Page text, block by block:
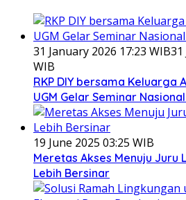
31 January 2026 17:23 WIB31
WIB
RKP DIY bersama Keluarga
UGM Gelar Seminar
19 June 2025 03:25 WIB
Meretas Akses Menuju Juru
Lebih Bersinar